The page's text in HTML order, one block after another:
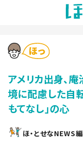
アメリカ出身、
境に配慮した自
もてなし」の心
ほ・とせなNEWS